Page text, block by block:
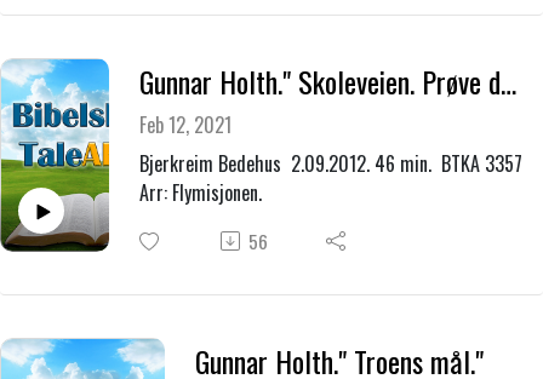
Gunnar Holth." Skoleveien. Prøve deg, og til sist gjøre vel imot deg."
Feb 12, 2021
Bjerkreim Bedehus 2.09.2012. 46 min. BTKA 3357
Arr: Flymisjonen.
56
Gunnar Holth." Troens mål."